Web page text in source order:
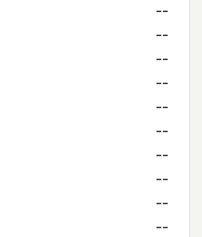
--
--
--
--
--
--
--
--
--
--